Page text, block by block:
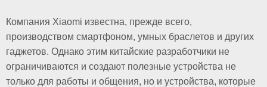
Компания Xiaomi известна, прежде всего,
производством смартфоном, умных браслетов и других
гаджетов. Однако этим китайские разработчики не
ограничиваются и создают полезные устройства не
только для работы и общения, но и устройства, которые